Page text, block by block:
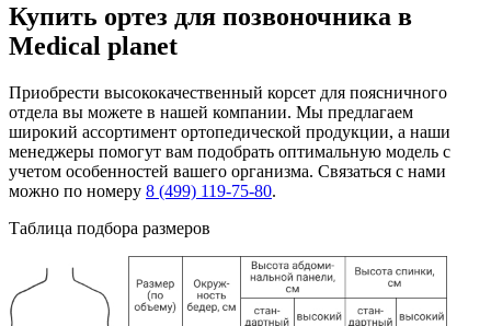
Купить ортез для позвоночника в
Medical planet
Приобрести высококачественный корсет для поясничного
отдела вы можете в нашей компании. Мы предлагаем
широкий ассортимент ортопедической продукции, а наши
менеджеры помогут вам подобрать оптимальную модель с
учетом особенностей вашего организма. Связаться с нами
можно по номеру 8 (499) 119-75-80.
Таблица подбора размеров